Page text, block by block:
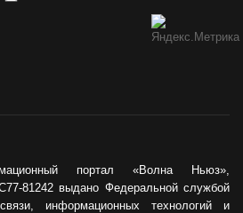
портал «Волна Ньюз»,
81242 выдано Федеральной службой
информационных технологий и